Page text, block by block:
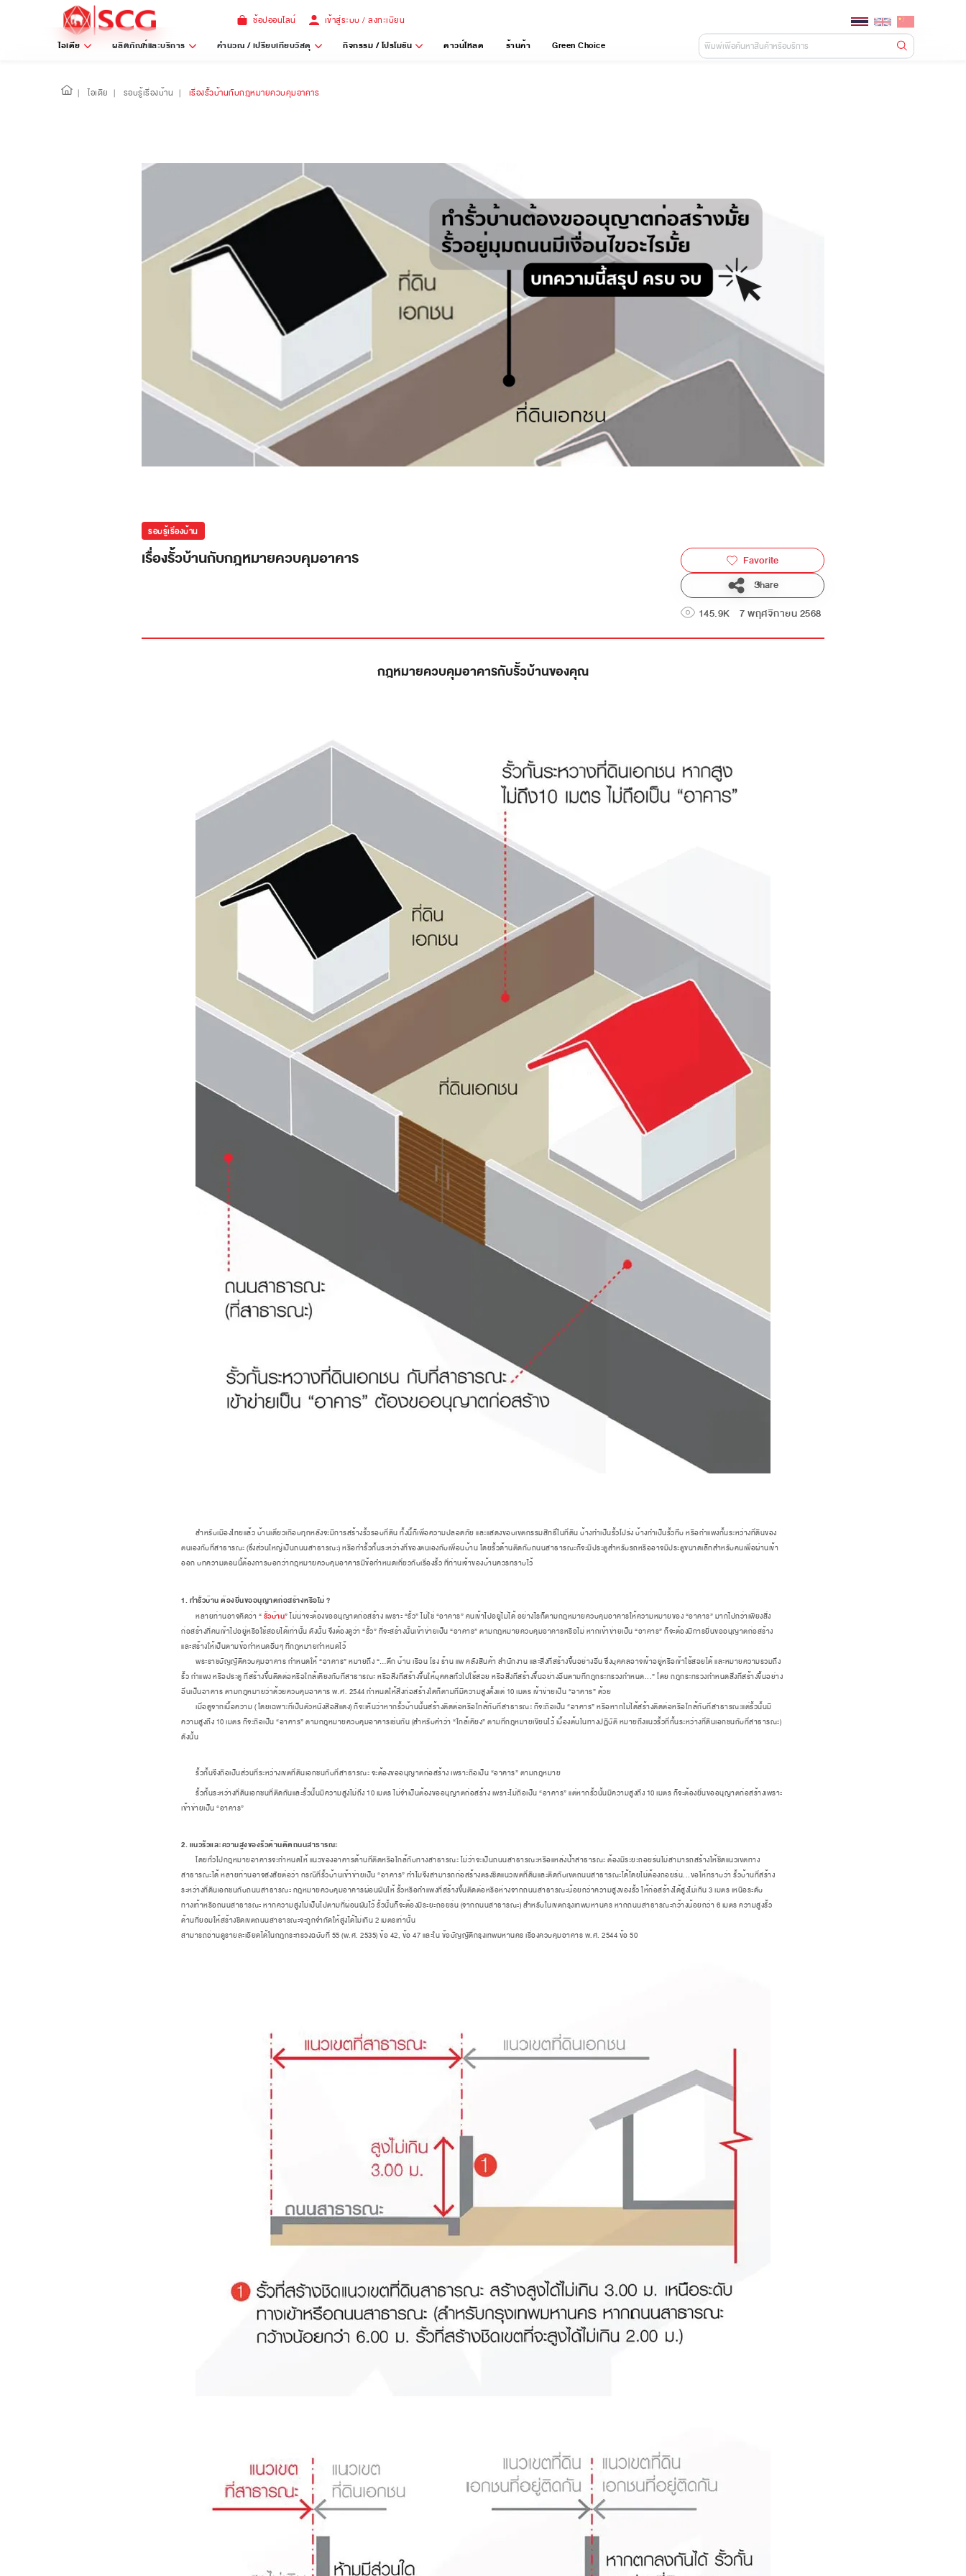
ช้อปออนไลน์ เข้าสู่ระบบ / ลงทะเบียน
ไอเดีย ผลิตภัณฑ์และบริการ คำนวณ / เปรียบเทียบวัสดุ กิจกรรม / โปรโมชัน ดาวน์โหลด ร้านค้า Green Choice
| ไอเดีย | รอบรู้เรื่องบ้าน | เรื่องรั้วบ้านกับกฎหมายควบคุมอาคาร
รอบรู้เรื่องบ้าน
เรื่องรั้วบ้านกับกฎหมายควบคุมอาคาร
Favorite
Share
145.9K
7 พฤศจิกายน 2568
กฎหมายควบคุมอาคารกับรั้วบ้านของคุณ
สำหรับเมืองไทยแล้ว บ้านเดี่ยวเกือบทุกหลังจะมีการสร้างรั้วรอบที่ดิน ทั้งนี้ก็เพื่อความปลอดภัย และแสดงขอบเขตกรรมสิทธิ์ในที่ดิน บ้างทำเป็นรั้วโปร่ง บ้างทำเป็นรั้วทึบ หรือกำแพงกั้นระหว่างที่ดินของ
ตนเองกับที่สาธารณะ (ซึ่งส่วนใหญ่เป็นถนนสาธารณะ) หรือทำรั้วกั้นระหว่างที่ของตนเองกับเพื่อนบ้าน โดยรั้วด้านติดกับถนนสาธารณะก็จะมีประตูสำหรับรถหรืออาจมีประตูขนาดเล็กสำหรับคนเพื่อผ่านเข้า
ออก บทความตอนนี้ต้องการบอกว่ากฎหมายควบคุมอาคารมีข้อกำหนดเกี่ยวกับเรื่องรั้ว ที่ท่านเจ้าของบ้านควรทราบไว้
1. ทำรั้วบ้าน ต้องยื่นขออนุญาตก่อสร้างหรือไม่ ?
หลายท่านอาจคิดว่า “รั้วบ้าน” ไม่น่าจะต้องขออนุญาตก่อสร้าง เพราะ “รั้ว” ไม่ใช่ “อาคาร” คนเข้าไปอยู่ไม่ได้ อย่างไรก็ตามกฎหมายควบคุมอาคารให้ความหมายของ “อาคาร” มากไปกว่าเพียงสิ่ง
ก่อสร้างที่คนเข้าไปอยู่หรือใช้สอยได้เท่านั้น ดังนั้น จึงต้องดูว่า “รั้ว” ที่จะสร้างนั้นเข้าข่ายเป็น “อาคาร” ตามกฎหมายควบคุมอาคารหรือไม่ หากเข้าข่ายเป็น “อาคาร” ก็จะต้องมีการยื่นขออนุญาตก่อสร้าง
และสร้างให้เป็นตามข้อกำหนดอื่นๆ ที่กฎหมายกำหนดไว้
พระราชบัญญัติควบคุมอาคาร กำหนดให้ “อาคาร” หมายถึง “…ตึก บ้าน เรือน โรง ร้าน แพ คลังสินค้า สำนักงาน และสิ่งที่สร้างขึ้นอย่างอื่น ซึ่งบุคคลอาจเข้าอยู่หรือเข้าใช้สอยได้และหมายความรวมถึง
รั้ว กำแพง หรือประตู ที่สร้างขึ้นติดต่อหรือใกล้เคียงกับที่สาธารณะหรือสิ่งที่สร้างขึ้นให้บุคคลทั่วไปใช้สอย หรือสิ่งที่สร้างขึ้นอย่างอื่นตามที่กฎกระทรวงกำหนด...” โดย กฎกระทรวงกำหนดสิ่งที่สร้างขึ้นอย่าง
อื่นเป็นอาคาร ตามกฎหมายว่าด้วยควบคุมอาคาร พ.ศ. 2544 กำหนดให้สิ่งก่อสร้างใดก็ตามที่มีความสูงตั้งแต่ 10 เมตร เข้าข่ายเป็น “อาคาร” ด้วย
เมื่อดูจากเนื้อความ (โดยเฉพาะที่เป็นตัวหนังสือสีแดง) ก็จะเห็นว่าหากรั้วบ้านนั้นสร้างติดต่อหรือใกล้กับที่สาธารณะ ก็จะถือเป็น “อาคาร” หรือหากไม่ได้สร้างติดต่อหรือใกล้กับที่สาธารณะแต่รั้วนั้นมี
ความสูงถึง 10 เมตร ก็จะถือเป็น “อาคาร” ตามกฎหมายควบคุมอาคารเช่นกัน (สำหรับคำว่า “ใกล้เคียง” ตามที่กฎหมายเขียนไว้ เบื้องต้นในทางปฏิบัติ หมายถึงแนวรั้วที่กั้นระหว่างที่ดินเอกชนกับที่สาธารณะ)
ดังนั้น
รั้วกั้นจึงถือเป็นส่วนที่ระหว่างเขตที่ดินเอกชนกับที่สาธารณะจะต้องขออนุญาตก่อสร้าง เพราะถือเป็น “อาคาร” ตามกฎหมาย
รั้วกั้นระหว่างที่ดินเอกชนที่ติดกันและรั้วนั้นมีความสูงไม่ถึง 10 เมตรไม่จำเป็นต้องขออนุญาตก่อสร้าง เพราะไม่ถือเป็น “อาคาร” แต่หากรั้วนั้นมีความสูงถึง 10 เมตร ก็จะต้องยื่นขออนุญาตก่อสร้างเพราะ
เข้าข่ายเป็น “อาคาร”
2. แนวรั้วและความสูงของรั้วด้านติดถนนสาธารณะ
โดยทั่วไปกฎหมายอาคารจะกำหนดให้ แนวของอาคารด้านที่ติดหรือใกล้กับทางสาธารณะ ไม่ว่าจะเป็นถนนสาธารณะหรือแหล่งน้ำสาธารณะ ต้องมีระยะถอยร่นไม่สามารถสร้างให้ชิดแนวเขตทาง
สาธารณะได้ หลายท่านอาจสงสัยต่อว่า กรณีที่รั้วบ้านเข้าข่ายเป็น “อาคาร” ทำไมจึงสามารถก่อสร้างตรงชิดแนวเขตที่ดินและติดกับเขตถนนสาธารณะได้โดยไม่ต้องถอยร่น...ขอให้ทราบว่า รั้วบ้านที่สร้าง
ระหว่างที่ดินเอกชนกับถนนสาธารณะ กฎหมายควบคุมอาคารผ่อนผันให้รั้วหรือกำแพงที่สร้างขึ้นติดต่อหรือห่างจากถนนสาธารณะน้อยกว่าความสูงของรั้ว ให้ก่อสร้างได้สูงไม่เกิน 3 เมตรเหนือระดับ
ทางเท้าหรือถนนสาธารณะหากความสูงไม่เป็นไปตามที่ผ่อนผันไว้ รั้วนั้นก็จะต้องมีระยะถอยร่น (จากถนนสาธารณะ) สำหรับในเขตกรุงเทพมหานคร หากถนนสาธารณะกว้างน้อยกว่า 6 เมตร ความสูงรั้ว
ด้านที่ยอมให้สร้างชิดเขตถนนสาธารณะจะถูกจำกัดให้สูงได้ไม่เกิน 2 เมตรเท่านั้น
สามารถอ่านดูรายละเอียดได้ในกฎกระทรวงฉบับที่ 55 (พ.ศ. 2535) ข้อ 42, ข้อ 47 และใน ข้อบัญญัติกรุงเทพมหานคร เรื่องควบคุมอาคาร พ.ศ. 2544 ข้อ 50